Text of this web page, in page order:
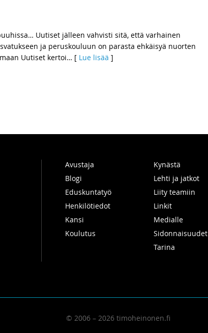
Uutiset jälleen vahvisti sitä, että varhainen
ja peruskouluun on parasta ehkäisyä nuorten
Uutiset kertoi… [ Lue lisää ]
Avustaja
Blogi
Eduskuntatyö
Henkilötiedot
Kansi
Koulutus
Kynästä
Lehti ja jatkot
Liity teamiin
Linkit
Medialle
Sidonnaisuudet
Tarina
© 2006 – 2026 timoheinonen.fi